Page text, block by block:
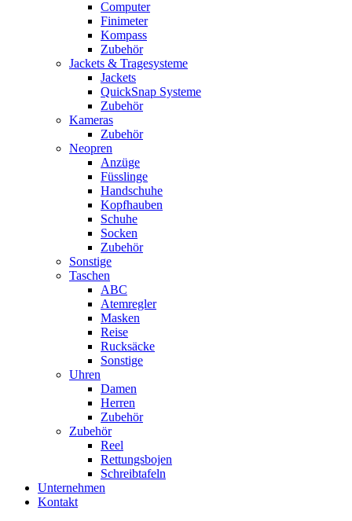
Computer
Finimeter
Kompass
Zubehör
Jackets & Tragesysteme
Jackets
QuickSnap Systeme
Zubehör
Kameras
Zubehör
Neopren
Anzüge
Füsslinge
Handschuhe
Kopfhauben
Schuhe
Socken
Zubehör
Sonstige
Taschen
ABC
Atemregler
Masken
Reise
Rucksäcke
Sonstige
Uhren
Damen
Herren
Zubehör
Zubehör
Reel
Rettungsbojen
Schreibtafeln
Unternehmen
Kontakt